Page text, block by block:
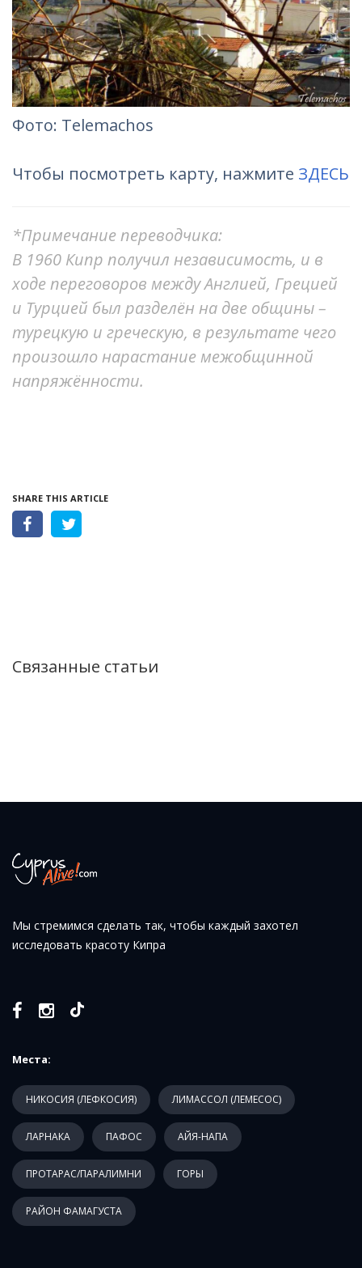
Фотo: Telemachos
Чтобы посмотреть карту, нажмите ЗДЕСЬ
*Примечание переводчика:
В 1960 Кипр получил независимость, и в
ходе переговоров между Англией, Грецией
и Турцией был разделён на две общины –
турецкую и греческую, в результате чего
произошло нарастание межобщинной
напряжённости.
SHARE THIS ARTICLE
Связанные статьи
Мы стремимся сделать так, чтобы каждый захотел
исследовать красоту Кипра
Места:
НИКОСИЯ (ЛЕФКОСИЯ) ЛИМАССОЛ (ЛЕМЕСОС)
ЛАРНАКА ПАФОС АЙЯ-НАПА
ПРОТАРАС/ПАРАЛИМНИ ГОРЫ
РАЙОН ФАМАГУСТА